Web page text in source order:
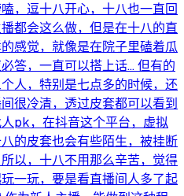
，逗十八开心，十八也一直回
都会这么做，但是在十八的直
感觉，就像是在院子里磕着瓜
答，一直可以搭上话… 但有的
人，特别是七点多的时候，还
很冷清，透过皮套都可以看到
pk，在抖音这个平台，虚拟
的皮套也会有些陌生，被挂断
以，十八不用那么辛苦，觉得
一玩，要是看直播间人多了起